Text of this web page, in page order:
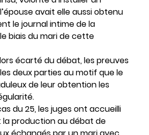
avait elle aussi obtenu
le journal intime de la
biais du mari de cette
écarté du débat, les preuves
deux parties au motif que le
de leur obtention les
du 25, les juges ont accueilli
production au débat de